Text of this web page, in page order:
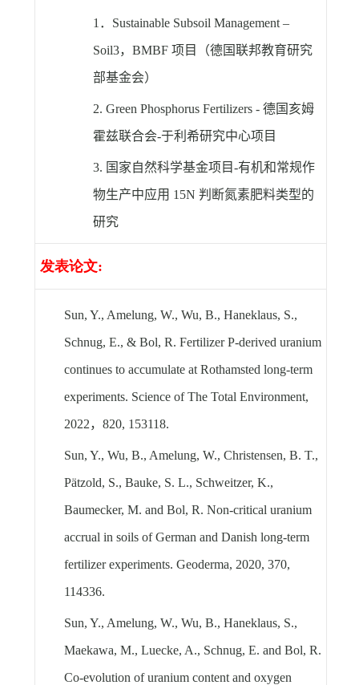
1 ． Sustainable Subsoil Management –
Soil3， BMBF 项目（德国联邦教育研究
部基金会）
2. Green Phosphorus Fertilizers - 德国亥姆
霍兹联合会-于利希研究中心项目
3. 国家自然科学基金项目-有机和常规作
物生产中应用 15N 判断氮素肥料类型的
研究
发表论文:
Sun, Y., Amelung, W., Wu, B., Haneklaus, S.,
Schnug, E., & Bol, R. Fertilizer P-derived uranium
continues to accumulate at Rothamsted long-term
experiments. Science of The Total Environment,
2022， 820, 153118.
Sun, Y., Wu, B., Amelung, W., Christensen, B. T.,
Pätzold, S., Bauke, S. L., Schweitzer, K.,
Baumecker, M. and Bol, R. Non-critical uranium
accrual in soils of German and Danish long-term
fertilizer experiments. Geoderma, 2020, 370,
114336.
Sun, Y., Amelung, W., Wu, B., Haneklaus, S.,
Maekawa, M., Luecke, A., Schnug, E. and Bol, R.
Co-evolution of uranium content and oxygen